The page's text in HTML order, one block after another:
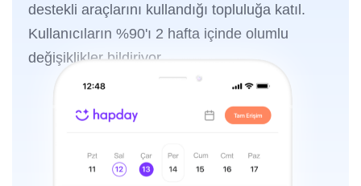
destekli araçlarını kullandığı topluluğa katıl.
Kullanıcıların %90'ı 2 hafta içinde olumlu
değişiklikler bildiriyor.